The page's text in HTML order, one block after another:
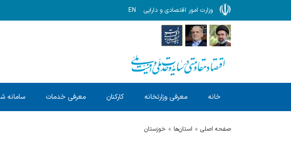
وزارت امور اقتصادی و دارایی EN
خانه معرفی وزارتخانه کارکنان معرفی خدمات سامانه
صفحه اصلی استان‌ها خوزستان